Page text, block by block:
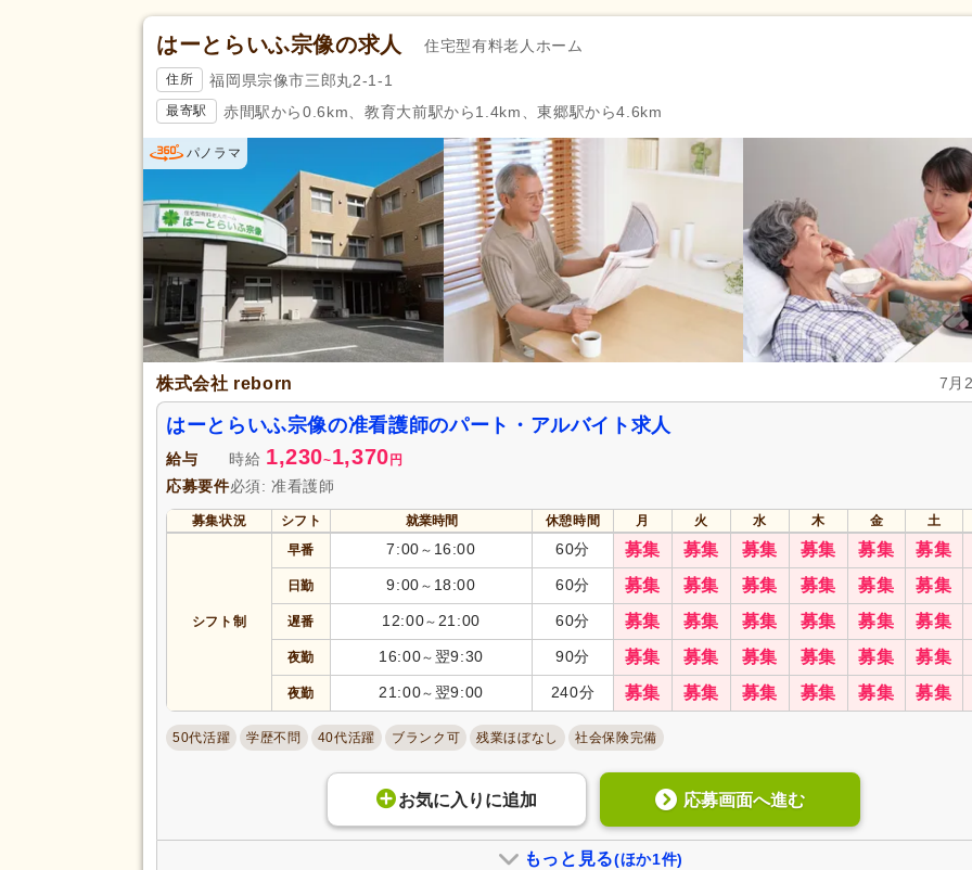
託児施設あり (211)
アクセス
駅近(716) 自動車通勤可(2,123) 自転車通勤可(2,344)
バイク通勤可 (106)
はーとらいふ宗像の求人 住宅型有料老人ホーム
住所 福岡県宗像市三郎丸2-1-1
最寄駅 赤間駅から0.6km、教育大前駅から1.4km、東郷駅から4.6km
パノラマ
株式会社 reborn 7月
はーとらいふ宗像の准看護師のパート・アルバイト求人
給与 時給 1,230~1,370 円
応募要件必須: 准看護師
募集状況 シフト 就業時間 休憩時間 月 火 水 木 金 土
シフト制
早番 7:00 ～ 16:00 60分 募集 募集 募集 募集 募集 募集
日勤 9:00 ～ 18:00 60分 募集 募集 募集 募集 募集 募集
遅番 12:00～ 21:00 60分 募集 募集 募集 募集 募集 募集
夜勤 16:00～ 翌9:30 90分 募集 募集 募集 募集 募集 募集
夜勤 21:00～ 翌9:00 240分 募集 募集 募集 募集 募集 募集
50代活躍 学歴不問 40代活躍 ブランク可 残業ほぼなし 社会保険完備
お気に入り に追加 応募画面へ進む
もっと見る(ほか1件)